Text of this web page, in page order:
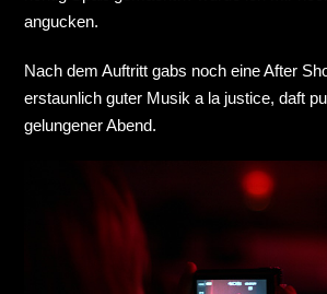
angucken.
Nach dem Auftritt gabs noch eine After
erstaunlich guter Musik a la justice, daft
gelungener Abend.